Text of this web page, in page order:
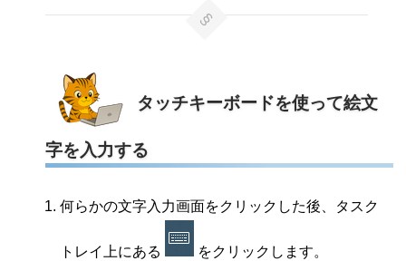
タッチキーボードを使って絵文
字を入力する
何らかの文字入力画面をクリックした後、タスク
トレイ上にある をクリックします。